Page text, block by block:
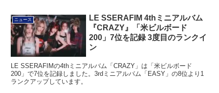
ニュース
LE SSERAFIM 4thミニアルバム
『CRAZY』「米ビルボード
200」7位を記録 3度目のランクイ
ン
LE SSERAFIMの4thミニアルバム「CRAZY」は「米ビルボード
200」で7位を記録しました。3rdミニアルバム「EASY」の8位より1
ランクアップしています。